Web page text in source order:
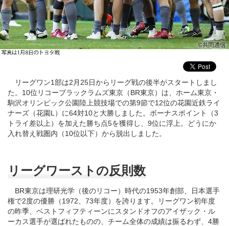
リーグワン1部は2月25日からリーグ戦の後半がスタートしまし
た。10位リコーブラックラムズ東京（BR東京）は、ホーム東京・
駒沢オリンピック公園陸上競技場での第9節で12位の花園近鉄ライ
ナーズ（花園L）に64対10と大勝しました。ボーナスポイント（3
トライ差以上）を加えた勝ち点5を獲得し、9位に浮上。どうにか
入れ替え戦圏内（10位以下）から脱出しました。
リーグワーストの反則数
BR東京は理研光学（後のリコー）時代の1953年創部、日本選手
権で2度の優勝（1972、73年度）を誇ります。リーグワン初年度
の昨季、ベストフィフティーンにスタンドオフのアイザック・ル
ーカス選手が選ばれたものの、チーム全体の成績は振るわず、4勝